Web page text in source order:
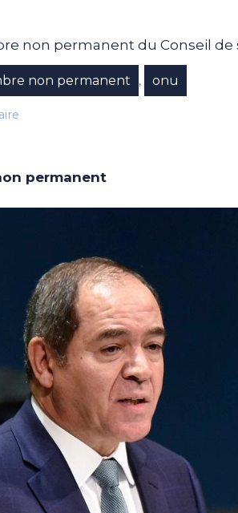
non permanent du Conseil de
non permanent , onu
permanent